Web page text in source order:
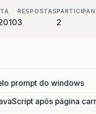
RESPOSTAS
3 2
prompt do windows
após página